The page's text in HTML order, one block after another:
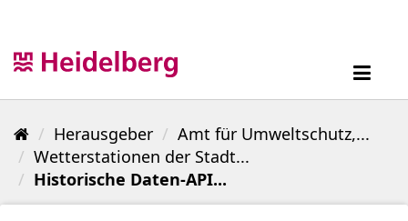
Herausgeber
Amt für Umweltschutz,...
Wetterstationen der Stadt...
Historische Daten-API...